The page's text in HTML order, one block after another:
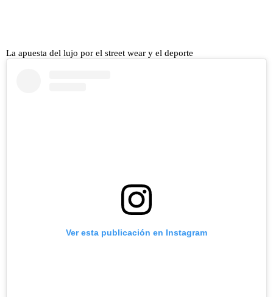
La apuesta del lujo por el street wear y el deporte
Ver esta publicación en Instagram